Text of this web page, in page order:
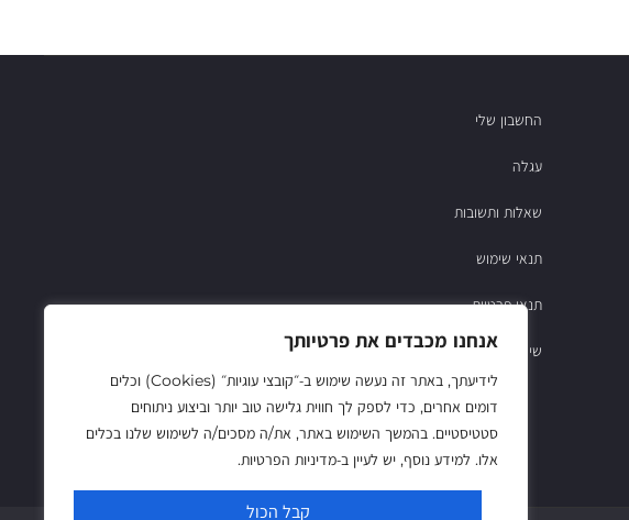
אנחנו מכבדים את פרטיותך
לידיעתך, באתר זה נעשה שימוש ב‑״קובצי עוגיות״ (Cookies) וכלים
דומים אחרים, כדי לספק לך חווית גלישה טוב יותר וביצוע ניתוחים
סטטיסטיים. בהמשך השימוש באתר, את/ה מסכים/ה לשימוש שלנו בכלים
אלו. למידע נוסף, יש לעיין ב‑מדיניות הפרטיות.
קבל הכול
החשבון שלי
עגלה
שאלות ותשובות
תנאי שימוש
תנאי פרטיות
שירות לקוחות: 03-6837822